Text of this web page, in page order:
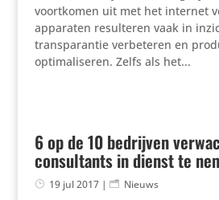
voortkomen uit met het internet
apparaten resulteren vaak in
transparantie verbeteren en
optimaliseren. Zelfs als het...
6 op de 10 bedrijven
consultants in dienst te
19 jul 2017| Nieuws